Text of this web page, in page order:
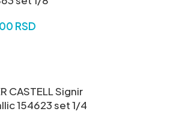
RSD
CASTELL Signir
154623 set 1/4